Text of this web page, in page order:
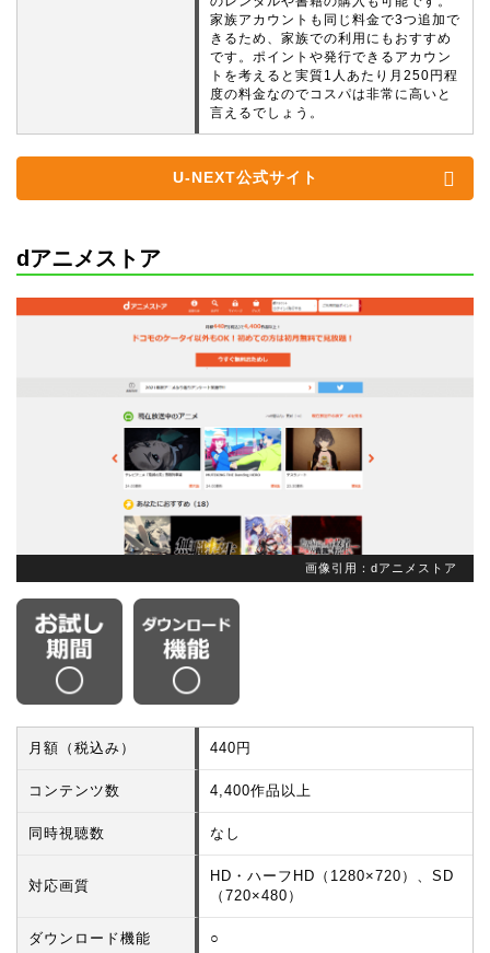
家族アカウントも同じ料金で3つ追加で
きるため、家族での利用にもおすすめ
です。ポイントや発行できるアカウン
トを考えると実質1人あたり月250円程
度の料金なのでコスパは非常に高いと
言えるでしょう。
U-NEXT公式サイト
dアニメストア
画像引用：dアニメストア
月額（税込み） 440円
コンテンツ数 4,400作品以上
同時視聴数 なし
対応画質
HD・ハーフHD（1280×720）、SD
（720×480）
ダウンロード機能 ○